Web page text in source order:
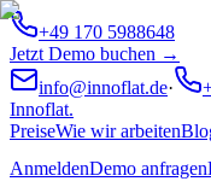
+49 170 5988648
Jetzt Demo buchen →
info@innoflat.de·
Innoflat.
PreiseWie wir arbeiten
AnmeldenDemo anfragen